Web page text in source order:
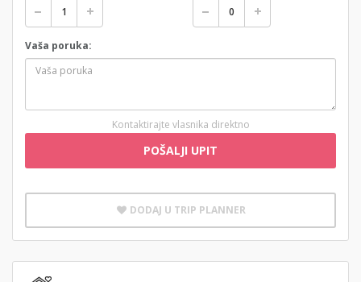
Vaša poruka:
Kontaktirajte vlasnika direktno
POŠALJI UPIT
DODAJ U TRIP PLANNER